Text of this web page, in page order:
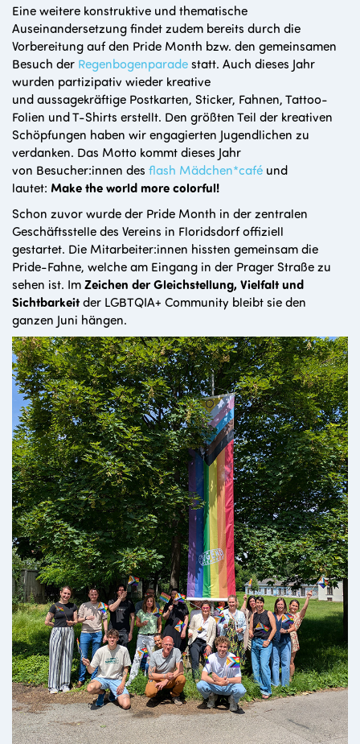
Eine weitere konstruktive und thematische
Auseinandersetzung findet zudem bereits durch die
Vorbereitung auf den Pride Month bzw. den gemeinsamen
Besuch der Regenbogenparadestatt. Auch dieses Jahr
wurden partizipativ wieder kreative
und aussagekräftige Postkarten, Sticker, Fahnen, Tattoo-
Folien und T-Shirts erstellt. Den größten Teil der kreativen
Schöpfungen haben wir engagierten Jugendlichen zu
verdanken. Das Motto kommt dieses Jahr
von Besucher:innen des flash Mädchen*café und
lautet: Make the world more colorful!
Schon zuvor wurde der Pride Month in der zentralen
Geschäftsstelle des Vereins in Floridsdorf offiziell
gestartet. Die Mitarbeiter:innen hissten gemeinsam die
Pride-Fahne, welche am Eingang in der Prager Straße zu
sehen ist. ImZeichen der Gleichstellung, Vielfalt und
Sichtbarkeitder LGBTQIA+ Community bleibt sie den
ganzen Juni hängen.